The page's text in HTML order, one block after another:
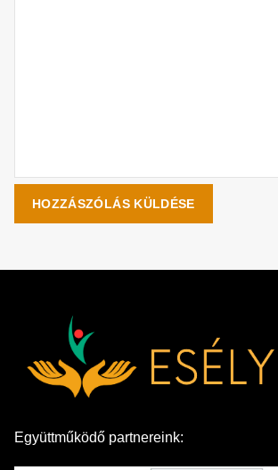
Együttműködő partnereink: